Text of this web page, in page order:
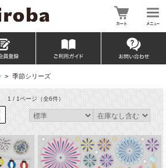
> 季節シリーズ
1 / 1ページ（全6件）